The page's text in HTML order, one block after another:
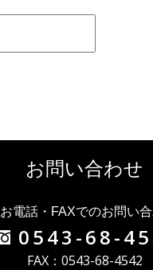
お問い合わせ
お電話・FAXでのお問い
0543-68-
FAX：0543-68-4542